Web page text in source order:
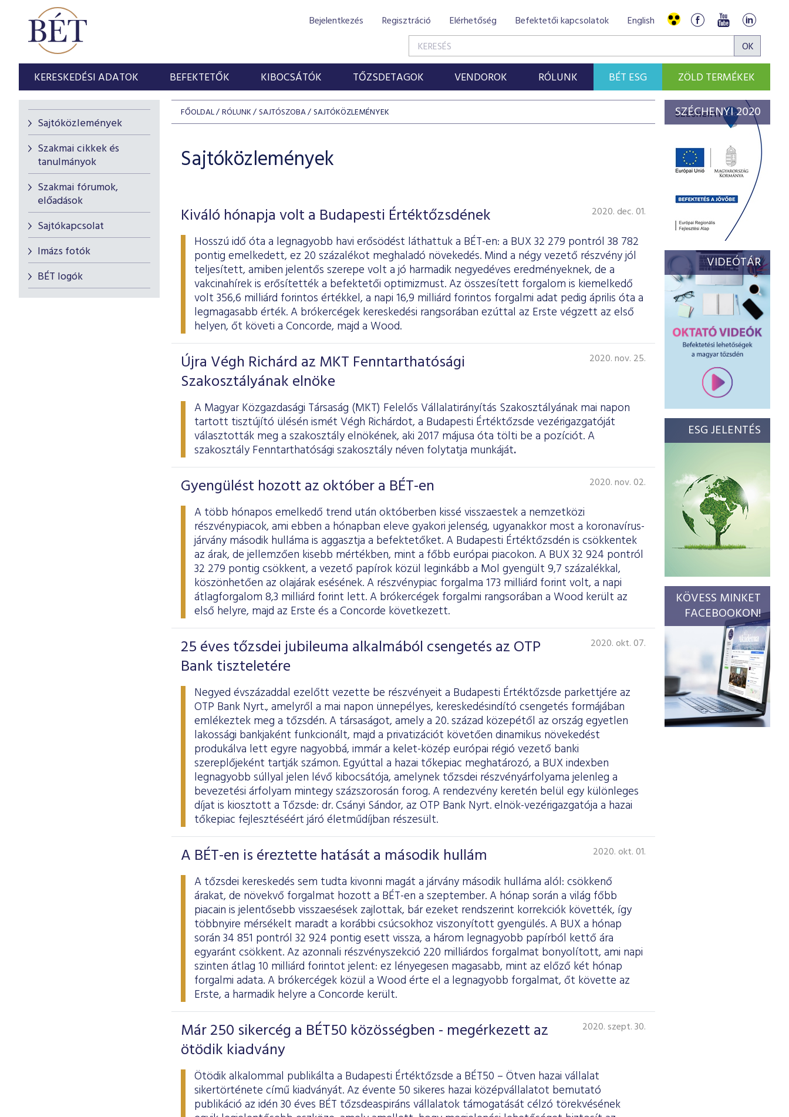
Bejelentkezés Regisztráció Elérhetőség Befektetői kapcsolatok English
KERESKEDÉSI ADATOK BEFEKTETŐK KIBOCSÁTÓK TŐZSDETAGOK VENDOROK RÓLUNK BÉT ESG ZÖLD TERMÉKEK
Sajtóközlemények
Szakmai cikkek és
tanulmányok
Szakmai fórumok,
előadások
Sajtókapcsolat
Imázs fotók
BÉT logók
FŐOLDAL RÓLUNK SAJTÓSZOBA SAJTÓKÖZLEMÉNYEK
Sajtóközlemények
Kiváló hónapja volt a Budapesti Értéktőzsdének 2020. dec. 01.
Hosszú idő óta a legnagyobb havi erősödést láthattuk a BÉT-en: a BUX 32 279 pontról 38 782
pontig emelkedett, ez 20 százalékot meghaladó növekedés. Mind a négy vezető részvény jól
teljesített, amiben jelentős szerepe volt a jó harmadik negyedéves eredményeknek, de a
vakcinahírek is erősítették a befektetői optimizmust. Az összesített forgalom is kiemelkedő
volt 356,6 milliárd forintos értékkel, a napi 16,9 milliárd forintos forgalmi adat pedig április óta a
legmagasabb érték. A brókercégek kereskedési rangsorában ezúttal az Erste végzett az első
helyen, őt követi a Concorde, majd a Wood.
Újra Végh Richárd az MKT Fenntarthatósági
Szakosztályának elnöke
2020. nov. 25.
A Magyar Közgazdasági Társaság (MKT) Felelős Vállalatirányítás Szakosztályának mai napon
tartott tisztújító ülésén ismét Végh Richárdot, a Budapesti Értéktőzsde vezérigazgatóját
választották meg a szakosztály elnökének, aki 2017 májusa óta tölti be a pozíciót. A
szakosztály Fenntarthatósági szakosztály néven folytatja munkáját.
Gyengülést hozott az október a BÉT-en 2020. nov. 02.
A több hónapos emelkedő trend után októberben kissé visszaestek a nemzetközi
részvénypiacok, ami ebben a hónapban eleve gyakori jelenség, ugyanakkor most a koronavírus-
járvány második hulláma is aggasztja a befektetőket. A Budapesti Értéktőzsdén is csökkentek
az árak, de jellemzően kisebb mértékben, mint a főbb európai piacokon. A BUX 32 924 pontról
32 279 pontig csökkent, a vezető papírok közül leginkább a Mol gyengült 9,7 százalékkal,
köszönhetően az olajárak esésének. A részvénypiac forgalma 173 milliárd forint volt, a napi
átlagforgalom 8,3 milliárd forint lett. A brókercégek forgalmi rangsorában a Wood került az
első helyre, majd az Erste és a Concorde következett.
25 éves tőzsdei jubileuma alkalmából csengetés az OTP
Bank tiszteletére
2020. okt. 07.
Negyed évszázaddal ezelőtt vezette be részvényeit a Budapesti Értéktőzsde parkettjére az
OTP Bank Nyrt., amelyről a mai napon ünnepélyes, kereskedésindító csengetés formájában
emlékeztek meg a tőzsdén. A társaságot, amely a 20. század közepétől az ország egyetlen
lakossági bankjaként funkcionált, majd a privatizációt követően dinamikus növekedést
produkálva lett egyre nagyobbá, immár a kelet-közép európai régió vezető banki
szereplőjeként tartják számon. Egyúttal a hazai tőkepiac meghatározó, a BUX indexben
legnagyobb súllyal jelen lévő kibocsátója, amelynek tőzsdei részvényárfolyama jelenleg a
bevezetési árfolyam mintegy százszorosán forog. A rendezvény keretén belül egy különleges
díjat is kiosztott a Tőzsde: dr. Csányi Sándor, az OTP Bank Nyrt. elnök-vezérigazgatója a hazai
tőkepiac fejlesztéséért járó életműdíjban részesült.
A BÉT-en is éreztette hatását a második hullám 2020. okt. 01.
A tőzsdei kereskedés sem tudta kivonni magát a járvány második hulláma alól: csökkenő
árakat, de növekvő forgalmat hozott a BÉT-en a szeptember. A hónap során a világ főbb
piacain is jelentősebb visszaesések zajlottak, bár ezeket rendszerint korrekciók követték, így
többnyire mérsékelt maradt a korábbi csúcsokhoz viszonyított gyengülés. A BUX a hónap
során 34 851 pontról 32 924 pontig esett vissza, a három legnagyobb papírból kettő ára
egyaránt csökkent. Az azonnali részvényszekció 220 milliárdos forgalmat bonyolított, ami napi
szinten átlag 10 milliárd forintot jelent: ez lényegesen magasabb, mint az előző két hónap
forgalmi adata. A brókercégek közül a Wood érte el a legnagyobb forgalmat, őt követte az
Erste, a harmadik helyre a Concorde került.
Már 250 sikercég a BÉT50 közösségben - megérkezett az
ötödik kiadvány
2020. szept. 30.
Ötödik alkalommal publikálta a Budapesti Értéktőzsde a BÉT50 – Ötven hazai vállalat
sikertörténete című kiadványát. Az évente 50 sikeres hazai középvállalatot bemutató
publikáció az idén 30 éves BÉT tőzsdeaspiráns vállalatok támogatását célzó törekvésének
SZÉCHENYI 2020
VIDEÓTÁR
ESG JELENTÉS
KÖVESS MINKET
FACEBOOKON!